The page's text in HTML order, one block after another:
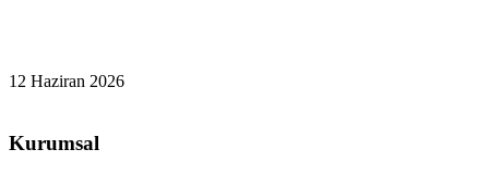
12 Haziran 2026
Kurumsal